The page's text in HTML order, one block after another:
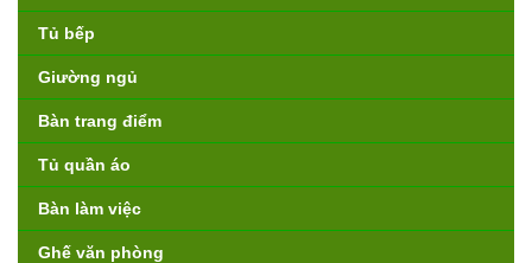
Tủ bếp
Giường ngủ
Bàn trang điểm
Tủ quần áo
Bàn làm việc
Ghế văn phòng